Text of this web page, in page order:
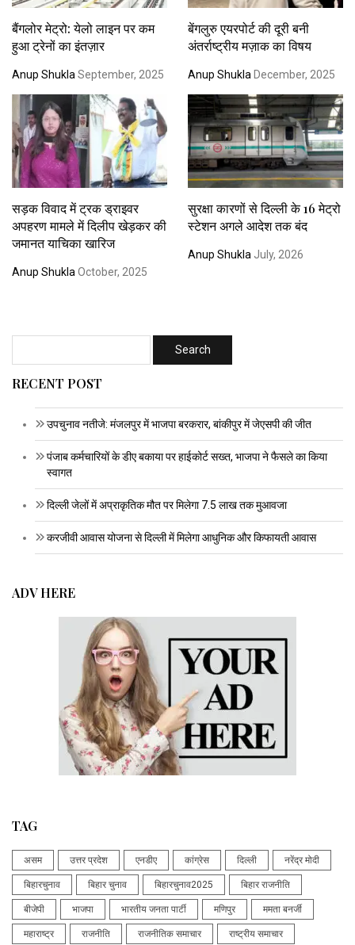
बैंगलोर मेट्रो: येलो लाइन पर कम
हुआ ट्रेनों का इंतज़ार
Anup Shukla September, 2025
बेंगलुरु एयरपोर्ट की दूरी बनी
अंतर्राष्ट्रीय मज़ाक का विषय
Anup Shukla December, 2025
सड़क विवाद में ट्रक ड्राइवर
अपहरण मामले में दिलीप खेड़कर की
जमानत याचिका खारिज
Anup Shukla October, 2025
सुरक्षा कारणों से दिल्ली के 16 मेट्रो
स्टेशन अगले आदेश तक बंद
Anup Shukla July, 2026
RECENT POST
उपचुनाव नतीजे: मंजलपुर में भाजपा बरकरार, बांकीपुर में जेएसपी की जीत
पंजाब कर्मचारियों के डीए बकाया पर हाईकोर्ट सख्त, भाजपा ने फैसले का किया
स्वागत
दिल्ली जेलों में अप्राकृतिक मौत पर मिलेगा 7.5 लाख तक मुआवजा
करजीवी आवास योजना से दिल्ली में मिलेगा आधुनिक और किफायती आवास
ADV HERE
TAG
असम उत्तर प्रदेश एनडीए कांग्रेस दिल्ली नरेंद्र मोदी
बिहारचुनाव बिहार चुनाव बिहारचुनाव2025 बिहार राजनीति
बीजेपी भाजपा भारतीय जनता पार्टी मणिपुर ममता बनर्जी
महाराष्ट्र राजनीति राजनीतिक समाचार राष्ट्रीय समाचार